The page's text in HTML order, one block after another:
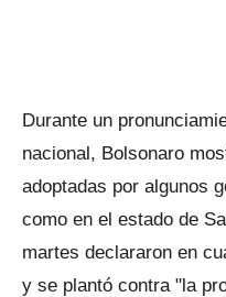
Durante un
nacional, Bolsonaro
adoptadas por algunos
como en el estado de
martes declararon en
y se plantó contra "la